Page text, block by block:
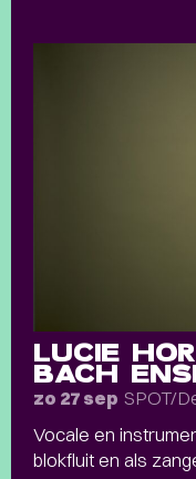
LUCIE
BACH
zo 27 sep SPOT/
Vocale en
blokfluit en als